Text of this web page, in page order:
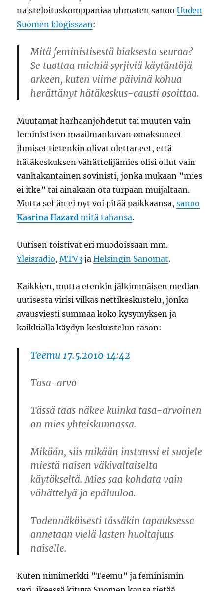
naisteloituskomppaniaa uhmaten sanooUuden
Suomen blogissaan:
Mitä feministisestä biaksesta seuraa?
Se tuottaa miehiä syrjiviä käytäntöjä
arkeen, kuten viime päivinä kohua
herättänyt hätäkeskus-causti osoittaa.
Muutamat harhaanjohdetut tai muuten vain
feministisen maailmankuvan omaksuneet
ihmiset tietenkin olivat olettaneet, että
hätäkeskuksen vähättelijämies olisi ollut vain
vanhakantainen sovinisti, jonka mukaan ”mies
ei itke” tai ainakaan ota turpaan muijaltaan.
Mutta sehän ei nyt voi pitää paikkaansa,sanoo
Kaarina Hazard mitä tahansa.
Uutisen toistivat eri muodoissaan mm.
Yleisradio,MTV3 jaHelsingin Sanomat.
Kaikkien, mutta etenkin jälkimmäisen median
uutisesta virisi vilkas nettikeskustelu, jonka
avausviesti summaa koko kysymyksen ja
kaikkialla käydyn keskustelun tason:
Teemu 17.5.2010 14:42
Tasa-arvo
Tässä taas näkee kuinka tasa-arvoinen
on mies yhteiskunnassa.
Mikään, siis mikään instanssi ei suojele
miestä naisen väkivaltaiselta
käytökseltä. Mies saa kohdata vain
vähättelyä ja epäluuloa.
Todennäköisesti tässäkin tapauksessa
annetaan vielä lasten huoltajuus
naiselle.
Kuten nimimerkki ”Teemu” ja feminismin